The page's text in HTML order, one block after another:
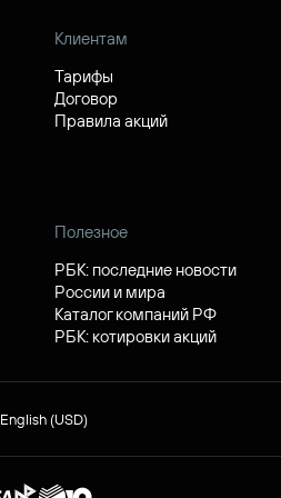
Клиентам
Тарифы
Договор
Правила акций
Полезное
РБК: последние новости
России и мира
Каталог компаний РФ
РБК: котировки акций
English (USD)